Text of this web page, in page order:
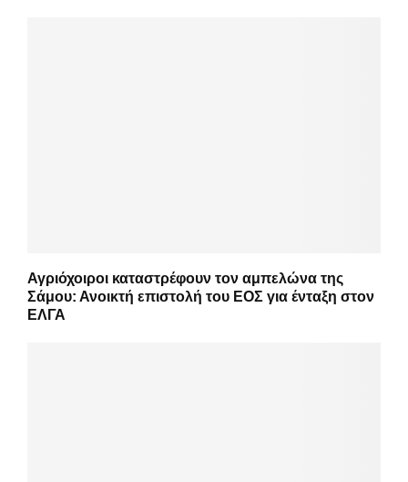
Αγριόχοιροι καταστρέφουν τον αμπελώνα της
Σάμου: Ανοικτή επιστολή του ΕΟΣ για ένταξη στον
ΕΛΓΑ